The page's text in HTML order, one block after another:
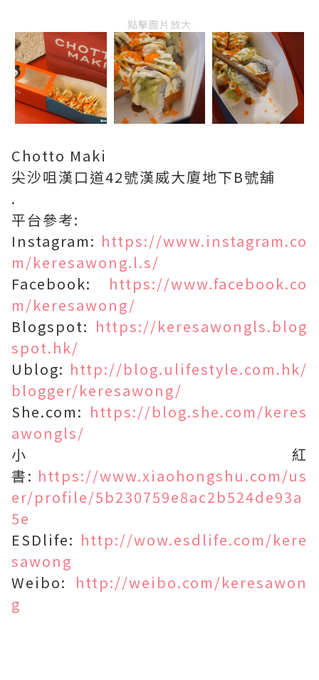
點擊圖片放大
Chotto Maki
尖沙咀漢口道42號漢威大廈地下B號舖
.
平台參考:
Instagram: https://www.instagram.co
m/keresawong.l.s/
Facebook: https://www.facebook.co
m/keresawong/
Blogspot: https://keresawongls.blog
spot.hk/
Ublog: http://blog.ulifestyle.com.hk/
blogger/keresawong/
She.com: https://blog.she.com/keres
awongls/
小紅
書: https://www.xiaohongshu.com/us
er/profile/5b230759e8ac2b524de93a
5e
ESDlife: http://wow.esdlife.com/kere
sawong
Weibo: http://weibo.com/keresawon
g